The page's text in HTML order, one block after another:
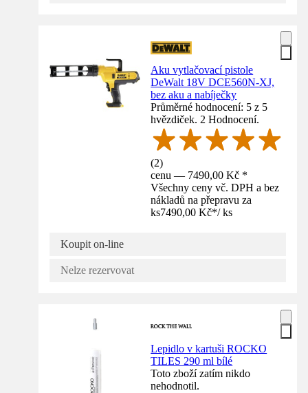
Aku vytlačovací pistole
DeWalt 18V DCE560N-XJ,
bez aku a nabíječky
Průměrné hodnocení: 5 z 5
hvězdiček. 2 Hodnocení.
(2)
cenu — 7490,00 Kč *
Všechny ceny vč. DPH a bez
nákladů na přepravu za
ks7490,00 Kč*/ ks
Koupit on-line
Nelze rezervovat
Lepidlo v kartuši ROCKO
TILES 290 ml bílé
Toto zboží zatím nikdo
nehodnotil.